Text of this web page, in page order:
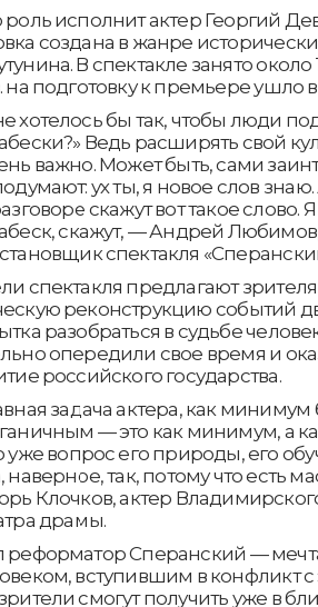
роль исполнит актер Георгий
создана в жанре
В спектакле занято около
на подготовку к премьере ушло
хотелось бы так, чтобы люди
Ведь расширять свой
важно. Может быть, сами
ух ты, я новое слов
скажут вот такое слово.
скажут, — Андрей
спектакля
спектакля предлагают
реконструкцию событий
разобраться в судьбе
опередили свое время и
российского государства.
задача актера, как
— это как минимум, а
уже вопрос его природы, его
наверное, так, потому что есть
Клочков, актер
драмы.
реформатор Сперанский —
вступившим в конфликт с
смогут получить уже в